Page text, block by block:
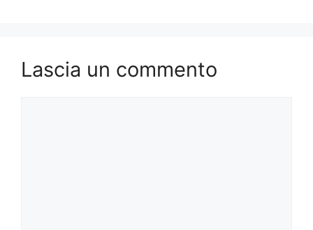
Lascia un commento